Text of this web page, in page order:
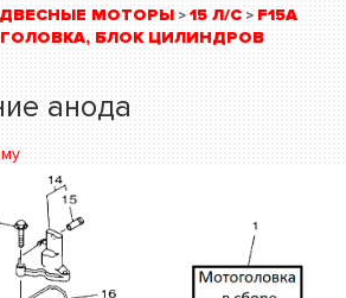
МОТОРЫ > 15 Л/С > F15A
БЛОК ЦИЛИНДРОВ
анода